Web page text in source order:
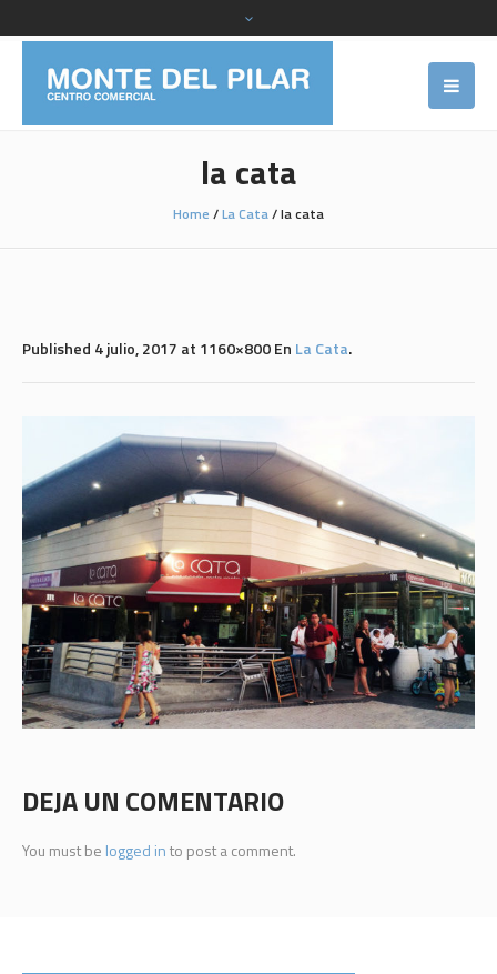
la cata
Home /La Cata/la cata
Published 4 julio, 2017 at 1160×800 En La Cata.
DEJA UN COMENTARIO
You must be logged into post a comment.